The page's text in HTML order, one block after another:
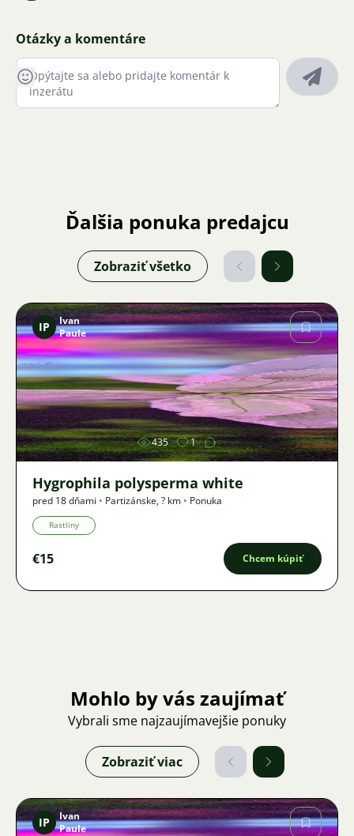
Otázky a komentáre
Ďalšia ponuka predajcu
Zobraziť všetko
Obrázok
IP
Ivan
Paule
435 1
Hygrophila polysperma white
pred 18 dňami • Partizánske,? km • Ponuka
Rastliny
€15 Chcem kúpiť
Mohlo by vás zaujímať
Vybrali sme najzaujímavejšie ponuky
Zobraziť viac
IP
Ivan
Paule